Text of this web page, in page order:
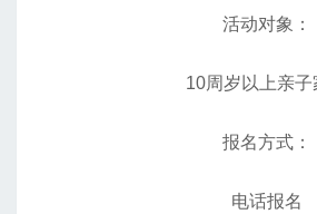
活动对象：
10周岁以上亲子
报名方式：
电话报名